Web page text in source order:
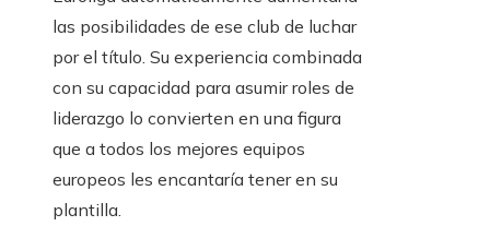
las posibilidades de ese club de luchar
por el título. Su experiencia combinada
con su capacidad para asumir roles de
liderazgo lo convierten en una figura
que a todos los mejores equipos
europeos les encantaría tener en su
plantilla.